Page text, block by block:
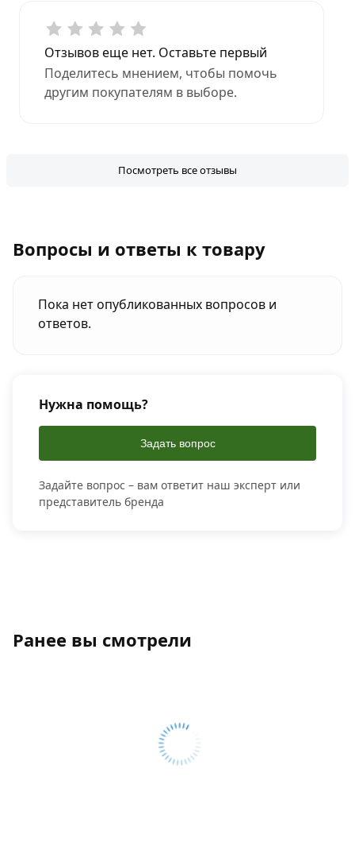
Отзывов еще нет. Оставьте первый
Поделитесь мнением, чтобы помочь
другим покупателям в выборе.
Посмотреть все отзывы
Вопросы и ответы к товару
Пока нет опубликованных вопросов и
ответов.
Нужна помощь?
Задать вопрос
Задайте вопрос – вам ответит наш эксперт или
представитель бренда
Ранее вы смотрели